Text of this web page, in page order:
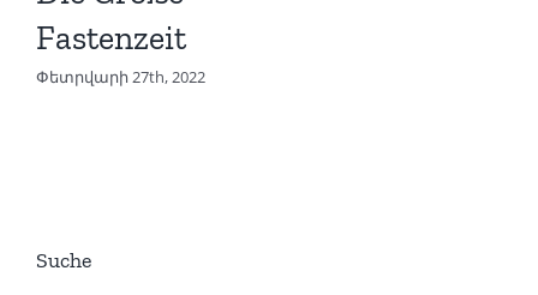
Fastenzeit
Փետրվարի 27th, 2022
Suche